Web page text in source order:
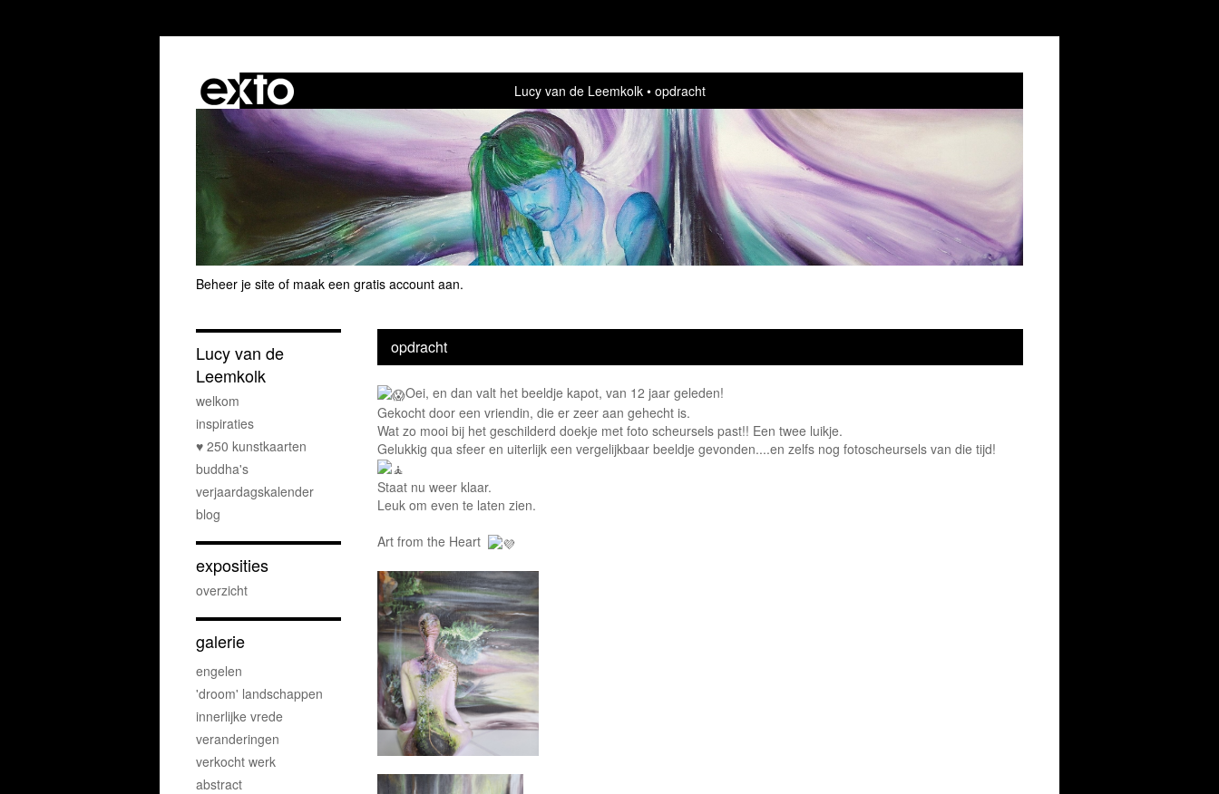
Lucy van de Leemkolk opdracht
Beheer je site of maak een gratis account aan.
opdracht
Oei, en dan valt het beeldje kapot, van 12 jaar geleden!
Gekocht door een vriendin, die er zeer aan gehecht is.
Wat zo mooi bij het geschilderd doekje met foto scheursels past!! Een twee luikje.
Gelukkig qua sfeer en uiterlijk een vergelijkbaar beeldje gevonden....en zelfs nog fotoscheursels van die tijd!
Staat nu weer klaar.
Leuk om even te laten zien.
Art from the Heart
Lucy van de
Leemkolk
welkom
inspiraties
♥ 250 kunstkaarten
buddha's
verjaardagskalender
blog
exposities
overzicht
galerie
engelen
'droom' landschappen
innerlijke vrede
veranderingen
verkocht werk
abstract